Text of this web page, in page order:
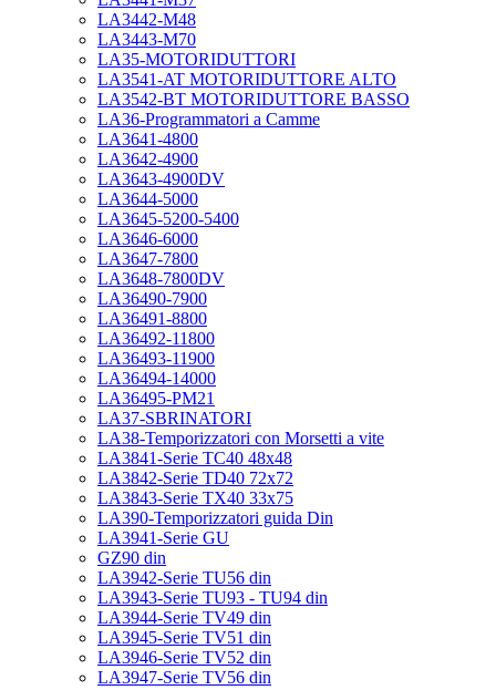
LA3442-M48
LA3443-M70
LA35-MOTORIDUTTORI
LA3541-AT MOTORIDUTTORE ALTO
LA3542-BT MOTORIDUTTORE BASSO
LA36-Programmatori a Camme
LA3641-4800
LA3642-4900
LA3643-4900DV
LA3644-5000
LA3645-5200-5400
LA3646-6000
LA3647-7800
LA3648-7800DV
LA36490-7900
LA36491-8800
LA36492-11800
LA36493-11900
LA36494-14000
LA36495-PM21
LA37-SBRINATORI
LA38-Temporizzatori con Morsetti a vite
LA3841-Serie TC40 48x48
LA3842-Serie TD40 72x72
LA3843-Serie TX40 33x75
LA390-Temporizzatori guida Din
LA3941-Serie GU
GZ90 din
LA3942-Serie TU56 din
LA3943-Serie TU93 - TU94 din
LA3944-Serie TV49 din
LA3945-Serie TV51 din
LA3946-Serie TV52 din
LA3947-Serie TV56 din